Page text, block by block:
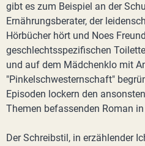
gibt es zum Beispiel an der
Ernährungsberater, der
Hörbücher hört und Noes
geschlechtsspezifischen
und auf dem Mädchenklo mit
"Pinkelschwesternschaft"
Episoden lockern den
Themen befassenden Roman
Der Schreibstil, in erzählender